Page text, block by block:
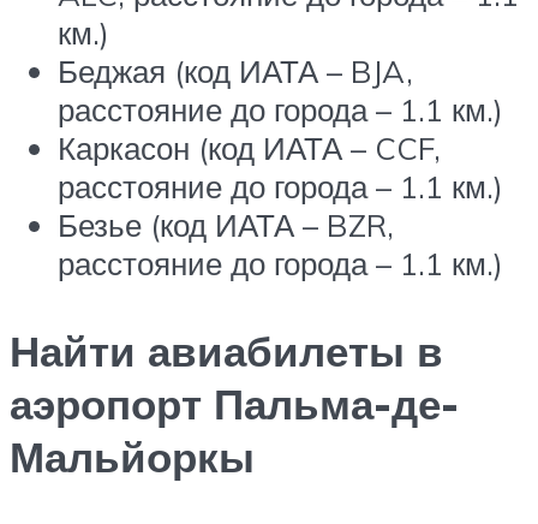
км.)
Беджая (код ИАТА – BJA,
расстояние до города – 1.1 км.)
Каркасон (код ИАТА – CCF,
расстояние до города – 1.1 км.)
Безье (код ИАТА – BZR,
расстояние до города – 1.1 км.)
Найти авиабилеты в
аэропорт Пальма-де-
Мальйоркы